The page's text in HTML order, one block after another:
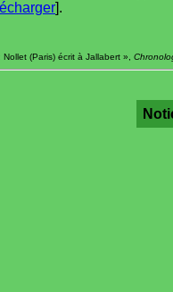
].
(Paris) écrit à Jallabert »,